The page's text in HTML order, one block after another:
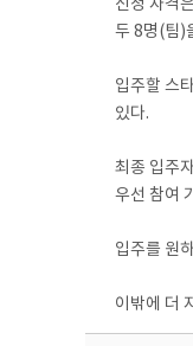
신청 자격
두 8명(팀)
입주할 스
있다.
최종 입주
우선 참여
입주를 원
이밖에 더